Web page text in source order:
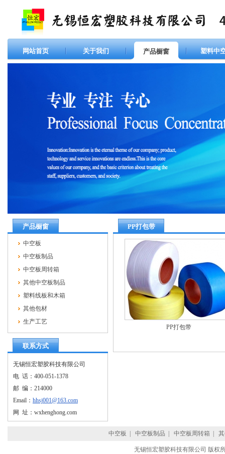
网站首页 关于我们 产品橱窗 塑料中
产品橱窗
中空板
中空板制品
中空板周转箱
其他中空板制品
塑料线板和木箱
其他包材
生产工艺
联系方式
无锡恒宏塑胶科技有限公司
电 话：400-051-1378
邮 编：214000
Email： hhsj001@163.com
网 址：wxhenghong.com
PP打包带
PP打包带
中空板 中空板制品 中空板周转箱
无锡恒宏塑胶科技有限公司 版权